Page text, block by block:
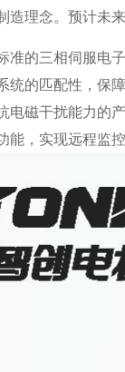
造理念。预计未
准的三相伺服电
统的匹配性，保
电磁干扰能力的
能，实现远程监控